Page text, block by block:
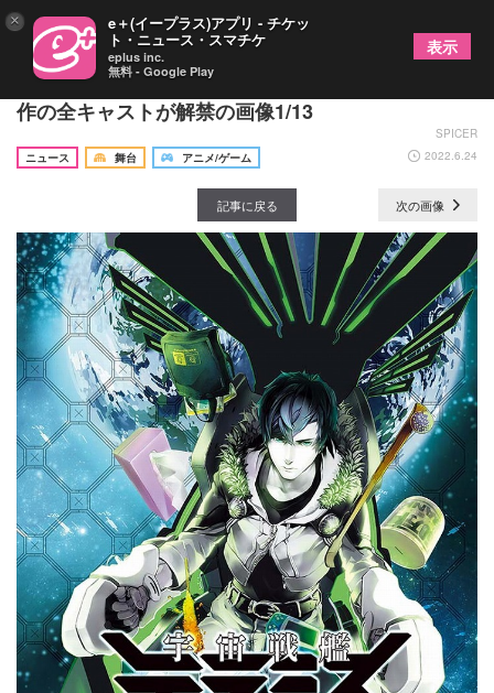
校條拳太朗主演 舞台『宇宙戦艦ティラミス』最新
作の全キャストが解禁の画像1/13
SPICER
ニュース
舞台 アニメ/ゲーム 2022.6.24
記事に戻る 次の画像
× e＋(イープラス)アプリ - チケッ
ト・ニュース・スマチケ
eplus inc.
無料 - Google Play
表示